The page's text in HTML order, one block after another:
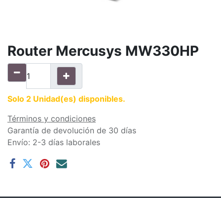
Router Mercusys MW330HP
Solo 2 Unidad(es) disponibles.
Términos y condiciones
Garantía de devolución de 30 días
Envío: 2-3 días laborales